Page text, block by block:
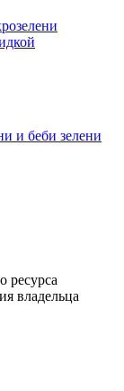
и беби зелени
ресурса
владельца